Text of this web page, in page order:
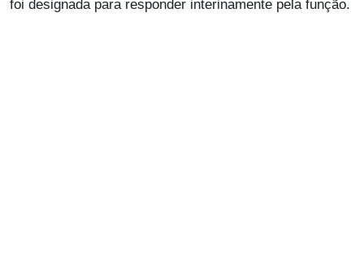
foi designada para responder interinamente pela função.